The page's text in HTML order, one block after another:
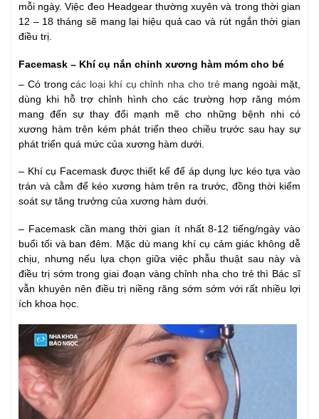
mỗi ngày. Việc đeo Headgear thường xuyên và trong thời gian
12 – 18 tháng sẽ mang lại hiệu quả cao và rút ngắn thời gian
điều trị.
Facemask – Khí cụ nắn chỉnh xương hàm móm cho bé
– Có trong các loại khí cụ chỉnh nha cho trẻ mang ngoài mặt,
dùng khi hỗ trợ chỉnh hình cho các trường hợp răng móm
mang đến sự thay đổi mạnh mẽ cho những bệnh nhi có
xương hàm trên kém phát triển theo chiều trước sau hay sự
phát triển quá mức của xương hàm dưới.
– Khí cụ Facemask được thiết kế để áp dụng lực kéo tựa vào
trán và cằm để kéo xương hàm trên ra trước, đồng thời kiểm
soát sự tăng trưởng của xương hàm dưới.
– Facemask cần mang thời gian ít nhất 8-12 tiếng/ngày vào
buổi tối và ban đêm. Mặc dù mang khí cụ cảm giác không dễ
chịu, nhưng nếu lựa chọn giữa việc phẫu thuật sau này và
điều trị sớm trong giai đoạn vàng chỉnh nha cho trẻ thì Bác sĩ
vẫn khuyên nên điều trị niềng răng sớm sớm với rất nhiều lợi
ích khoa học.